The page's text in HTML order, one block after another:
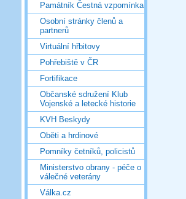
Památník Čestná vzpomínka
Osobní stránky členů a
partnerů
Virtuální hřbitovy
Pohřebiště v ČR
Fortifikace
Občanské sdružení Klub
Vojenské a letecké historie
KVH Beskydy
Oběti a hrdinové
Pomníky četníků, policistů
Ministerstvo obrany - péče o
válečné veterány
Válka.cz